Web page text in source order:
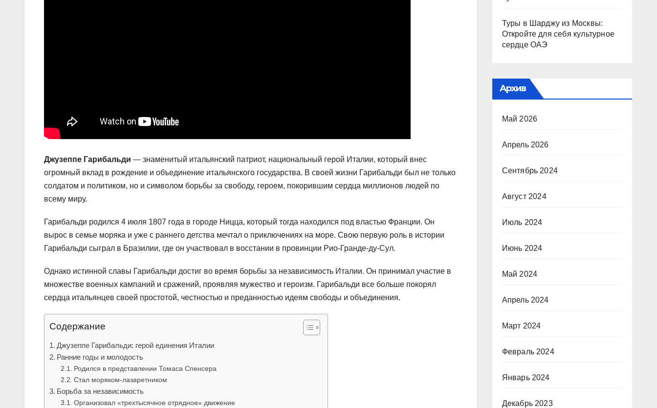
Джузеппе Гарибальди — знаменитый итальянский патриот, национальный герой Италии, который внес
огромный вклад в рождение и объединение итальянского государства. В своей жизни Гарибальди был не только
солдатом и политиком, но и символом борьбы за свободу, героем, покорившим сердца миллионов людей по
всему миру.
Гарибальди родился 4 июля 1807 года в городе Ницца, который тогда находился под властью Франции. Он
вырос в семье моряка и уже с раннего детства мечтал о приключениях на море. Свою первую роль в истории
Гарибальди сыграл в Бразилии, где он участвовал в восстании в провинции Рио-Гранде-ду-Сул.
Однако истинной славы Гарибальди достиг во время борьбы за независимость Италии. Он принимал участие в
множестве военных кампаний и сражений, проявляя мужество и героизм. Гарибальди все больше покорял
сердца итальянцев своей простотой, честностью и преданностью идеям свободы и объединения.
Содержание
Джузеппе Гарибальди: герой единения Италии
Ранние годы и молодость
Родился в представлении Томаса Спенсера
Стал моряком-лазаретником
Борьба за независимость
Организовал «трехтысячное отрядное» движение
Туры в Шарджу из Москвы:
Откройте для себя культурное
сердце ОАЭ
Архив
Май 2026
Апрель 2026
Сентябрь 2024
Август 2024
Июль 2024
Июнь 2024
Май 2024
Апрель 2024
Март 2024
Февраль 2024
Январь 2024
Декабрь 2023